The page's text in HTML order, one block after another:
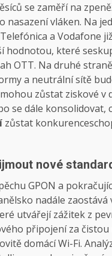
se zaměří na
nasazení vláken. Na
a Vodafone
hodnotou, které
OTT. Na druhé
a neutrální sítě
zůstat ziskové v
se dále konsolidovat,
zůstat
nové
GPON a
nadále zaostává
utvářejí zážitek z
připojení za čistou
domácí Wi-Fi.